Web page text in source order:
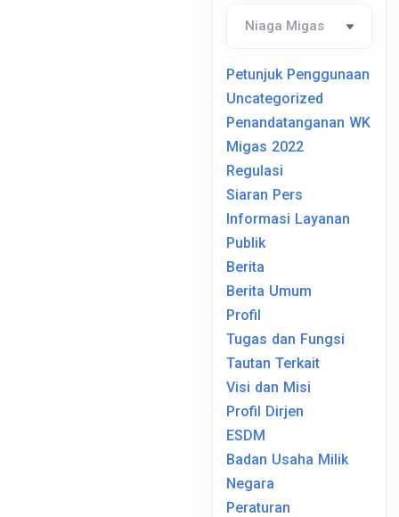
Petunjuk Penggunaan
Uncategorized
Penandatanganan WK
Migas 2022
Regulasi
Siaran Pers
Informasi Layanan
Publik
Berita
Berita Umum
Profil
Tugas dan Fungsi
Tautan Terkait
Visi dan Misi
Profil Dirjen
ESDM
Badan Usaha Milik
Negara
Peraturan